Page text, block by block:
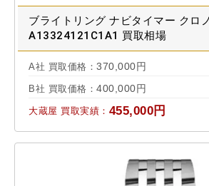
ブライトリング ナビタイマー クロ
A13324121C1A1 買取相場
A社 買取価格： 370,000円
B社 買取価格： 400,000円
大蔵屋 買取実績： 455,000円